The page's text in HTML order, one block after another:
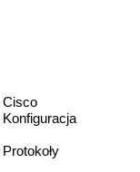
Cisco
Konfiguracja
Protokoły